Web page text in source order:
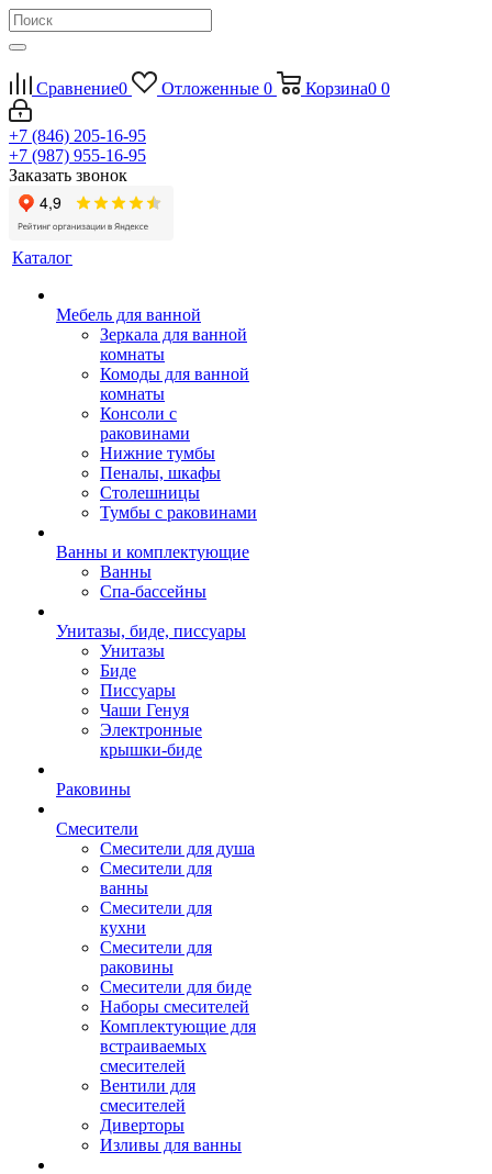
Сравнение0 Отложенные 0 Корзина0 0
+7 (846) 205-16-95
+7 (987) 955-16-95
Заказать звонок
Каталог
Мебель для ванной
Зеркала для ванной
комнаты
Комоды для ванной
комнаты
Консоли с
раковинами
Нижние тумбы
Пеналы, шкафы
Столешницы
Тумбы с раковинами
Ванны и комплектующие
Ванны
Спа-бассейны
Унитазы, биде, писсуары
Унитазы
Биде
Писсуары
Чаши Генуя
Электронные
крышки-биде
Раковины
Смесители
Смесители для душа
Смесители для
ванны
Смесители для
кухни
Смесители для
раковины
Смесители для биде
Наборы смесителей
Комплектующие для
встраиваемых
смесителей
Вентили для
смесителей
Диверторы
Изливы для ванны